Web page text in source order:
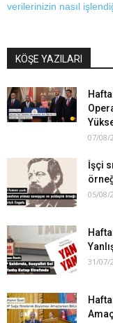
verilerinizin nasıl
KÖŞE YAZILARI
07/08/
İşçi
05/08/
31/07/